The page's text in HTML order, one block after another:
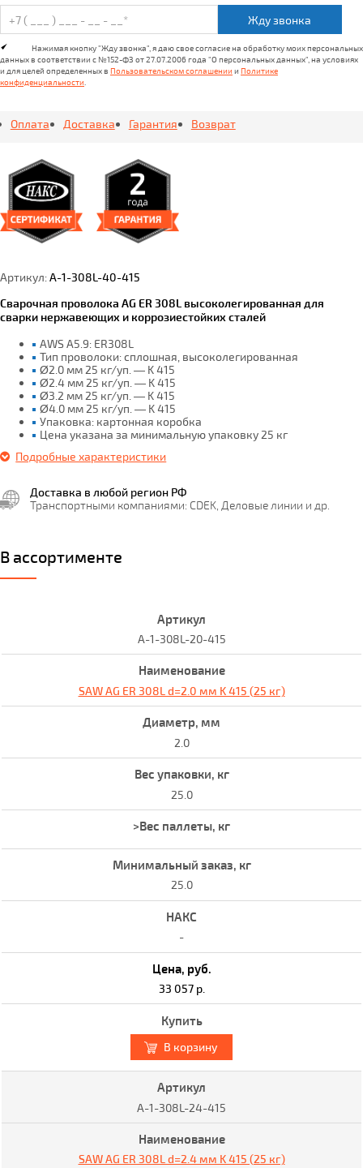
Жду звонка
Нажимая кнопку "Жду звонка", я даю свое согласие на обработку моих персональных
данных в соответствии с №152-ФЗ от 27.07.2006 года "О персональных данных", на условиях
и для целей определенных в Пользовательском соглашении и Политике
конфиденциальности
Оплата Доставка Гарантия Возврат
Артикул:A-1-308L-40-415
Сварочная проволока AG ER 308L высоколегированная для
сварки нержавеющих и коррозиестойких сталей
AWS A5.9: ER308L
Тип проволоки: сплошная, высоколегированная
Ø2.0 мм 25 кг/уп. — K 415
Ø2.4 мм 25 кг/уп. — K 415
Ø3.2 мм 25 кг/уп. — K 415
Ø4.0 мм 25 кг/уп. — K 415
Упаковка: картонная коробка
Цена указана за минимальную упаковку 25 кг
Подробные характеристики
Доставка в любой регион РФ
Транспортными компаниями: CDEK, Деловые линии и др.
В ассортименте
A-1-308L-20-415
SAW AG ER 308L d=2.0 мм K 415 (25 кг)
2.0
25.0
25.0
-
33 057 р.
В корзину
A-1-308L-24-415
SAW AG ER 308L d=2.4 мм K 415 (25 кг)